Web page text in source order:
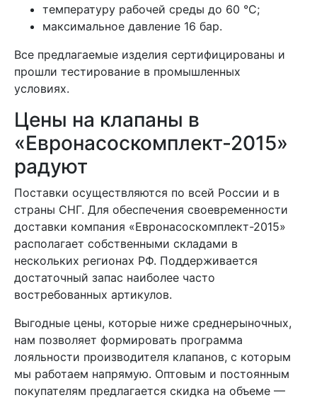
температуру рабочей среды до 60 °C;
максимальное давление 16 бар.
Все предлагаемые изделия сертифицированы и
прошли тестирование в промышленных
условиях.
Цены на клапаны в
«Евронасоскомплект-2015»
радуют
Поставки осуществляются по всей России и в
страны СНГ. Для обеспечения своевременности
доставки компания «Евронасоскомплект-2015»
располагает собственными складами в
нескольких регионах РФ. Поддерживается
достаточный запас наиболее часто
востребованных артикулов.
Выгодные цены, которые ниже среднерыночных,
нам позволяет формировать программа
лояльности производителя клапанов, с которым
мы работаем напрямую. Оптовым и постоянным
покупателям предлагается скидка на объеме —